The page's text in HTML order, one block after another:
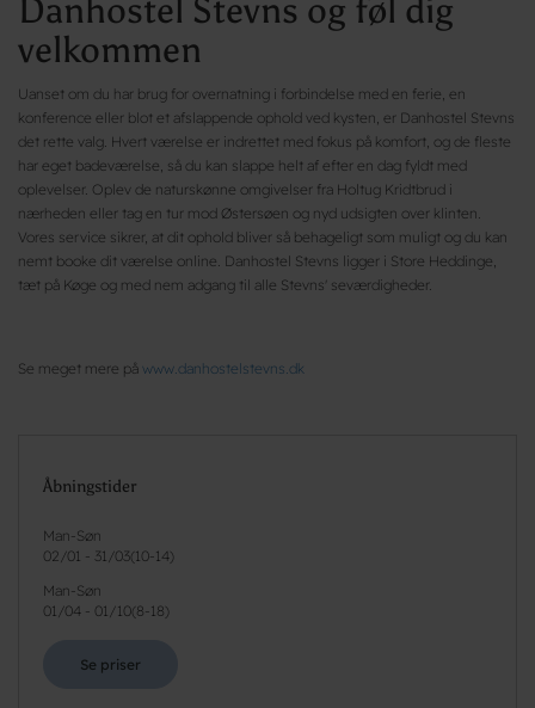
Danhostel Stevns og føl dig
velkommen
Uanset om du har brug for overnatning i forbindelse med en ferie, en
konference eller blot et afslappende ophold ved kysten, er Danhostel Stevns
det rette valg. Hvert værelse er indrettet med fokus på komfort, og de fleste
har eget badeværelse, så du kan slappe helt af efter en dag fyldt med
oplevelser. Oplev de naturskønne omgivelser fra Holtug Kridtbrud i
nærheden eller tag en tur mod Østersøen og nyd udsigten over klinten.
Vores service sikrer, at dit ophold bliver så behageligt som muligt og du kan
nemt booke dit værelse online. Danhostel Stevns ligger i Store Heddinge,
tæt på Køge og med nem adgang til alle Stevns' seværdigheder.
Se meget mere på www.danhostelstevns.dk
Åbningstider
Man-Søn
02/01 - 31/03( 10-14)
Man-Søn
01/04 - 01/10( 8-18)
Se priser